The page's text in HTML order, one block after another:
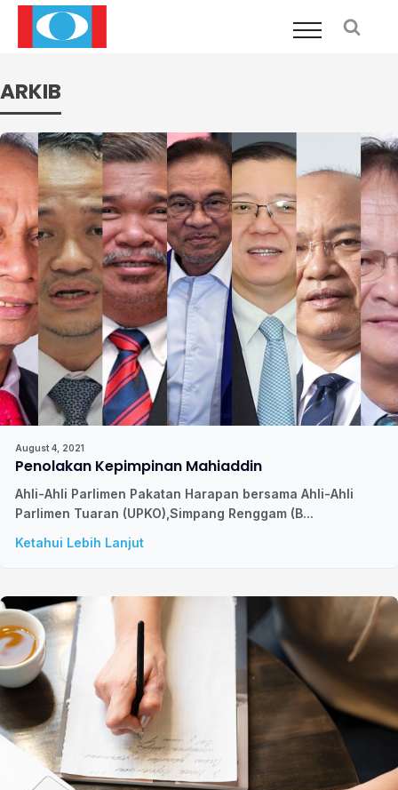
ARKIB
August 4, 2021
Penolakan Kepimpinan Mahiaddin
Ahli-Ahli Parlimen Pakatan Harapan bersama Ahli-Ahli
Parlimen Tuaran (UPKO),Simpang Renggam (B...
Ketahui Lebih Lanjut